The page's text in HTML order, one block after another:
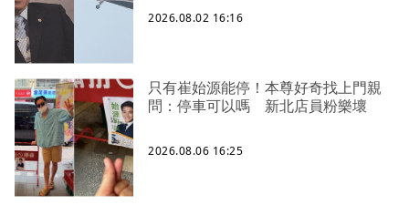
2026.08.02 16:16
只有崔始源能停！本尊好奇找上門親
問：停車可以嗎 新北店員粉樂壞
2026.08.06 16:25